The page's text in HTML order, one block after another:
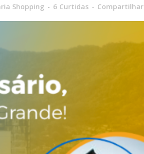
Shopping 6 Curtidas Compartilhar